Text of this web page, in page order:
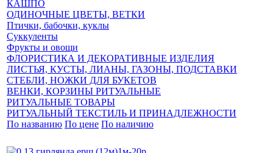
КАШПО
ОДИНОЧНЫЕ ЦВЕТЫ, ВЕТКИ
Птички, бабочки, куклы
Суккуленты
Фрукты и овощи
ФЛОРИСТИКА И ДЕКОРАТИВНЫЕ ИЗДЕЛИЯ
ЛИСТЬЯ, КУСТЫ, ЛИАНЫ, ГАЗОНЫ, ПОДСТАВКИ
СТЕБЛИ, НОЖКИ ДЛЯ БУКЕТОВ
ВЕНКИ, КОРЗИНЫ РИТУАЛЬНЫЕ
РИТУАЛЬНЫЕ ТОВАРЫ
РИТУАЛЬНЫЙ ТЕКСТИЛЬ И ПРИНАДЛЕЖНОСТИ
По названию По цене По наличию